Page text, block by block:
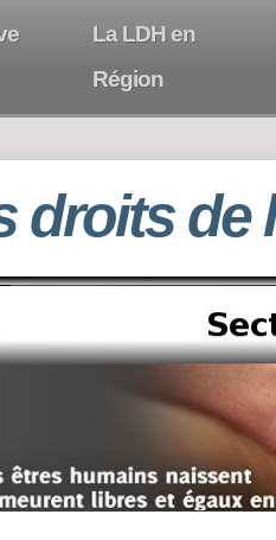
La LDH en
Région
droits de